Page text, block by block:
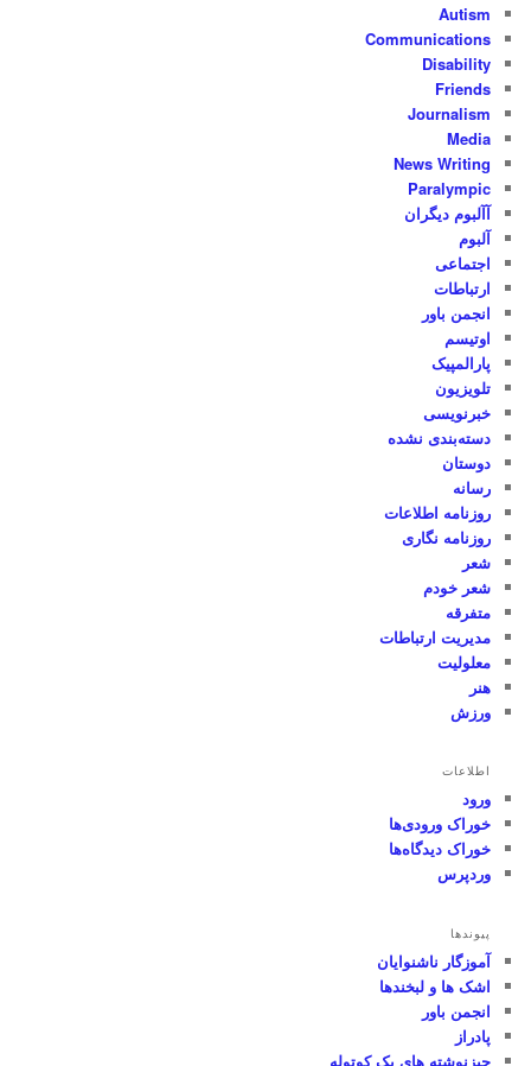
Autism
Communications
Disability
Friends
Journalism
Media
News Writing
Paralympic
آآلبوم دیگران
آلبوم
اجتماعی
ارتباطات
انجمن باور
اوتیسم
پارالمپیک
تلویزیون
خبرنویسی
دسته‌بندی نشده
دوستان
رسانه
روزنامه اطلاعات
روزنامه نگاری
شعر
شعر خودم
متفرقه
مدیریت ارتباطات
معلولیت
هنر
ورزش
اطلاعات
ورود
خوراک ورودی‌ها
خوراک دیدگاه‌ها
وردپرس
پیوندها
آموزگار ناشنوایان
اشک ها و لبخندها
انجمن باور
پادراز
چیزنوشته های یک کوتوله